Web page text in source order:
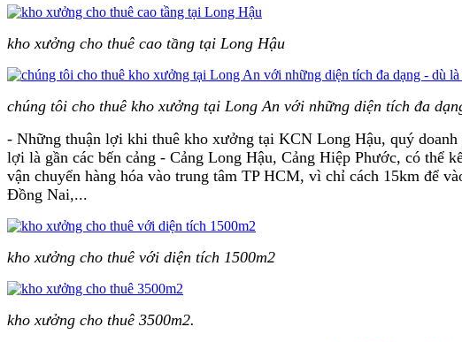
kho xưởng cho thuê cao tầng tại Long Hậu
chúng tôi cho thuê kho xưởng tại Long An với những diện tích đa
- Những thuận lợi khi thuê kho xưởng tại KCN Long Hậu, quý doanh
lợi là gần các bến cảng - Cảng Long Hậu, Cảng Hiệp Phước, có thể
vận chuyển hàng hóa vào trung tâm TP HCM, vì chỉ cách 15km để
Đồng Nai,...
kho xưởng cho thuê với diện tích 1500m2
kho xưởng cho thuê 3500m2.